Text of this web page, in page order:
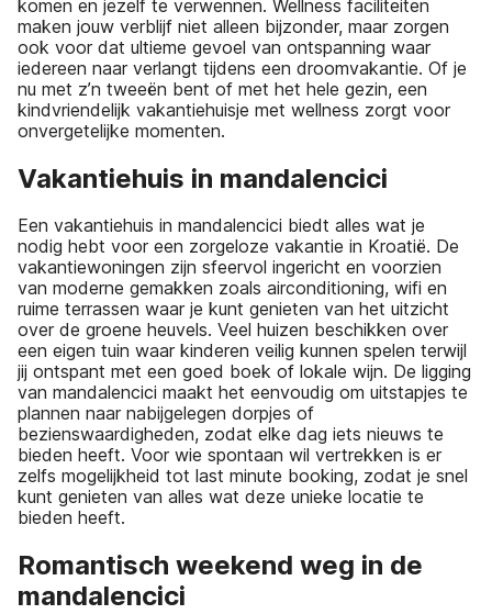
komen en jezelf te verwennen. Wellness faciliteiten
maken jouw verblijf niet alleen bijzonder, maar zorgen
ook voor dat ultieme gevoel van ontspanning waar
iedereen naar verlangt tijdens een droomvakantie. Of je
nu met z’n tweeën bent of met het hele gezin, een
kindvriendelijk vakantiehuisje met wellness zorgt voor
onvergetelijke momenten.
Vakantiehuis in mandalencici
Een vakantiehuis in mandalencici biedt alles wat je
nodig hebt voor een zorgeloze vakantie in Kroatië. De
vakantiewoningen zijn sfeervol ingericht en voorzien
van moderne gemakken zoals airconditioning, wifi en
ruime terrassen waar je kunt genieten van het uitzicht
over de groene heuvels. Veel huizen beschikken over
een eigen tuin waar kinderen veilig kunnen spelen terwijl
jij ontspant met een goed boek of lokale wijn. De ligging
van mandalencici maakt het eenvoudig om uitstapjes te
plannen naar nabijgelegen dorpjes of
bezienswaardigheden, zodat elke dag iets nieuws te
bieden heeft. Voor wie spontaan wil vertrekken is er
zelfs mogelijkheid tot last minute booking, zodat je snel
kunt genieten van alles wat deze unieke locatie te
bieden heeft.
Romantisch weekend weg in de
mandalencici